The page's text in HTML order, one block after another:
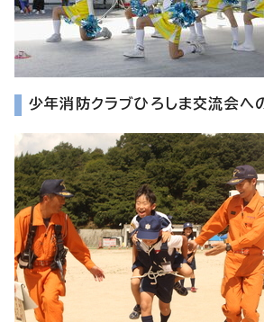
少年消防クラブひろしま交流会へ